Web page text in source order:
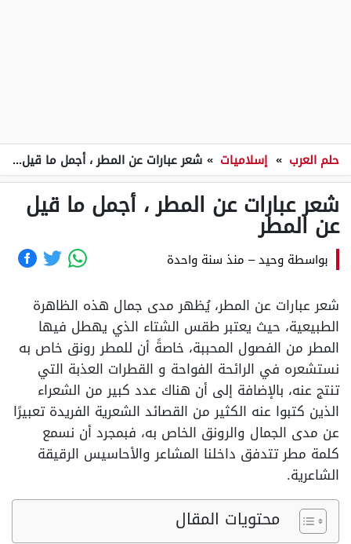
حلم العرب » إسلاميات » شعر عبارات عن المطر ، أجمل ما قيل عن المطر
شعر عبارات عن المطر ، أجمل ما قيل
عن المطر
بواسطة وحيد– منذ سنة واحدة
شعر عبارات عن المطر، يُظهر مدى جمال هذه الظاهرة
الطبيعية، حيث يعتبر طقس الشتاء الذي يهطل فيها
المطر من الفصول المحببة، خاصةً أن للمطر رونق خاص به
نستشعره في الرائحة الفواحة و القطرات العذبة التي
تنتج عنه، بالإضافة إلى أن هناك عدد كبير من الشعراء
الذين كتبوا عنه الكثير من القصائد الشعرية الفريدة تعبيرًا
عن مدى الجمال والرونق الخاص به، فبمجرد أن نسمع
كلمة مطر تتدفق داخلنا المشاعر والأحاسيس الرقيقة
الشاعرية.
محتويات المقال